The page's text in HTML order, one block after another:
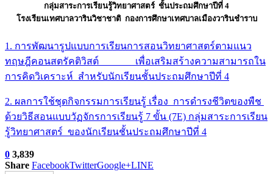
กลุ่มสาระการเรียนรู้วิทยาศาสตร์ ชั้นประถมศึกษาปีที่ 4
โรงเรียนเทศบาลวารินวิชาชาติ กองการศึกษาเทศบาลเมืองวารินชำราบ
1. การพัฒนารูปแบบการเรียนการสอนวิทยาศาสตร์ตามแนว
ทฤษฎีคอนสตรัคติวิสต์ เพื่อเสริมสร้างความสามารถใน
การคิดวิเคราะห์ สำหรับนักเรียนชั้นประถมศึกษาปีที่ 4
2. ผลการใช้ชุดกิจกรรมการเรียนรู้ เรื่อง การดำรงชีวิตของพืช
ด้วยวิธีสอนแบบวัฏจักรการเรียนรู้ 7 ขั้น (7E) กลุ่มสาระการเรียน
รู้วิทยาศาสตร์ ของนักเรียนชั้นประถมศึกษาปีที่ 4
0 3,839
Share FacebookTwitterGoogle+LINE